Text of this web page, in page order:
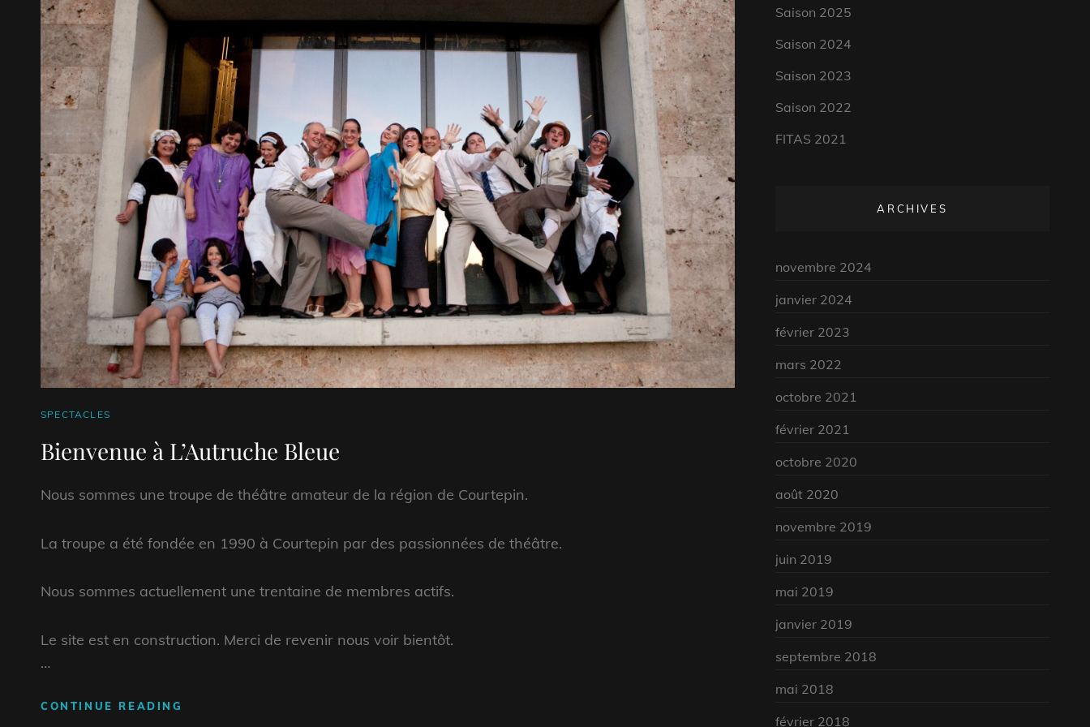
CAT
SPECTACLES
Bienvenue à L’Autruche Bleue
Nous sommes une troupe de théâtre amateur de la région de Courtepin.
La troupe a été fondée en 1990 à Courtepin par des passionnées de théâtre.
Nous sommes actuellement une trentaine de membres actifs.
Le site est en construction. Merci de revenir nous voir bientôt.
…
CONTINUE READING
Saison 2025
Saison 2024
Saison 2023
Saison 2022
FITAS 2021
ARCHIVES
novembre 2024
janvier 2024
février 2023
mars 2022
octobre 2021
février 2021
octobre 2020
août 2020
novembre 2019
juin 2019
mai 2019
janvier 2019
septembre 2018
mai 2018
février 2018